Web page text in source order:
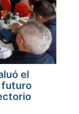
el
futuro